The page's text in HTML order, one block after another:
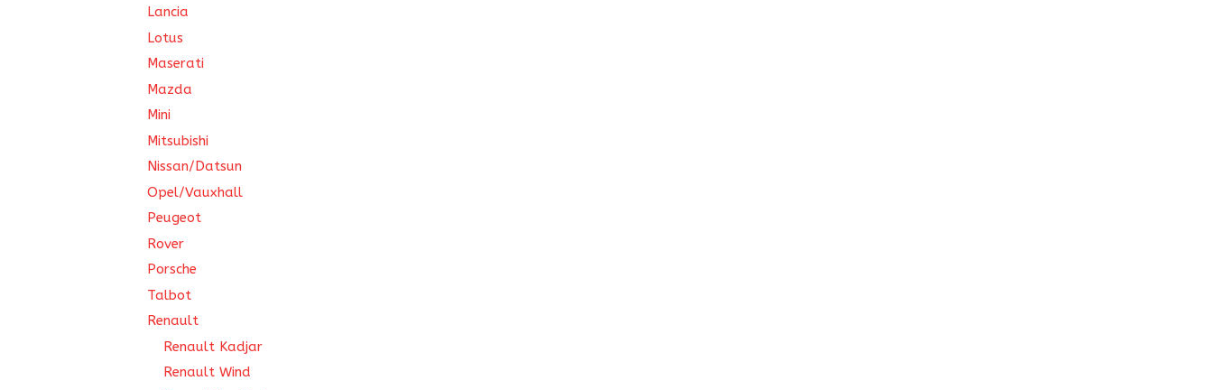
Lancia
Lotus
Maserati
Mazda
Mini
Mitsubishi
Nissan/Datsun
Opel/Vauxhall
Peugeot
Rover
Porsche
Talbot
Renault
Renault Kadjar
Renault Wind